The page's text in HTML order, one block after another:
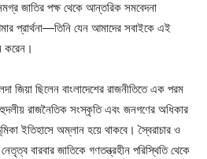
জাতির পক্ষ থেকে আন্তরিক সমবেদনা
প্রার্থনা—তিনি যেন আমাদের সবাইকে এই
করেন।
জিয়া ছিলেন বাংলাদেশের রাজনীতিতে এক পরম
রাজনৈতিক সংস্কৃতি এবং জনগণের অধিকার
ইতিহাসে অম্লান হয়ে থাকবে। স্বৈরাচার ও
বারবার জাতিকে গণতন্ত্রহীন পরিস্থিতি থেকে